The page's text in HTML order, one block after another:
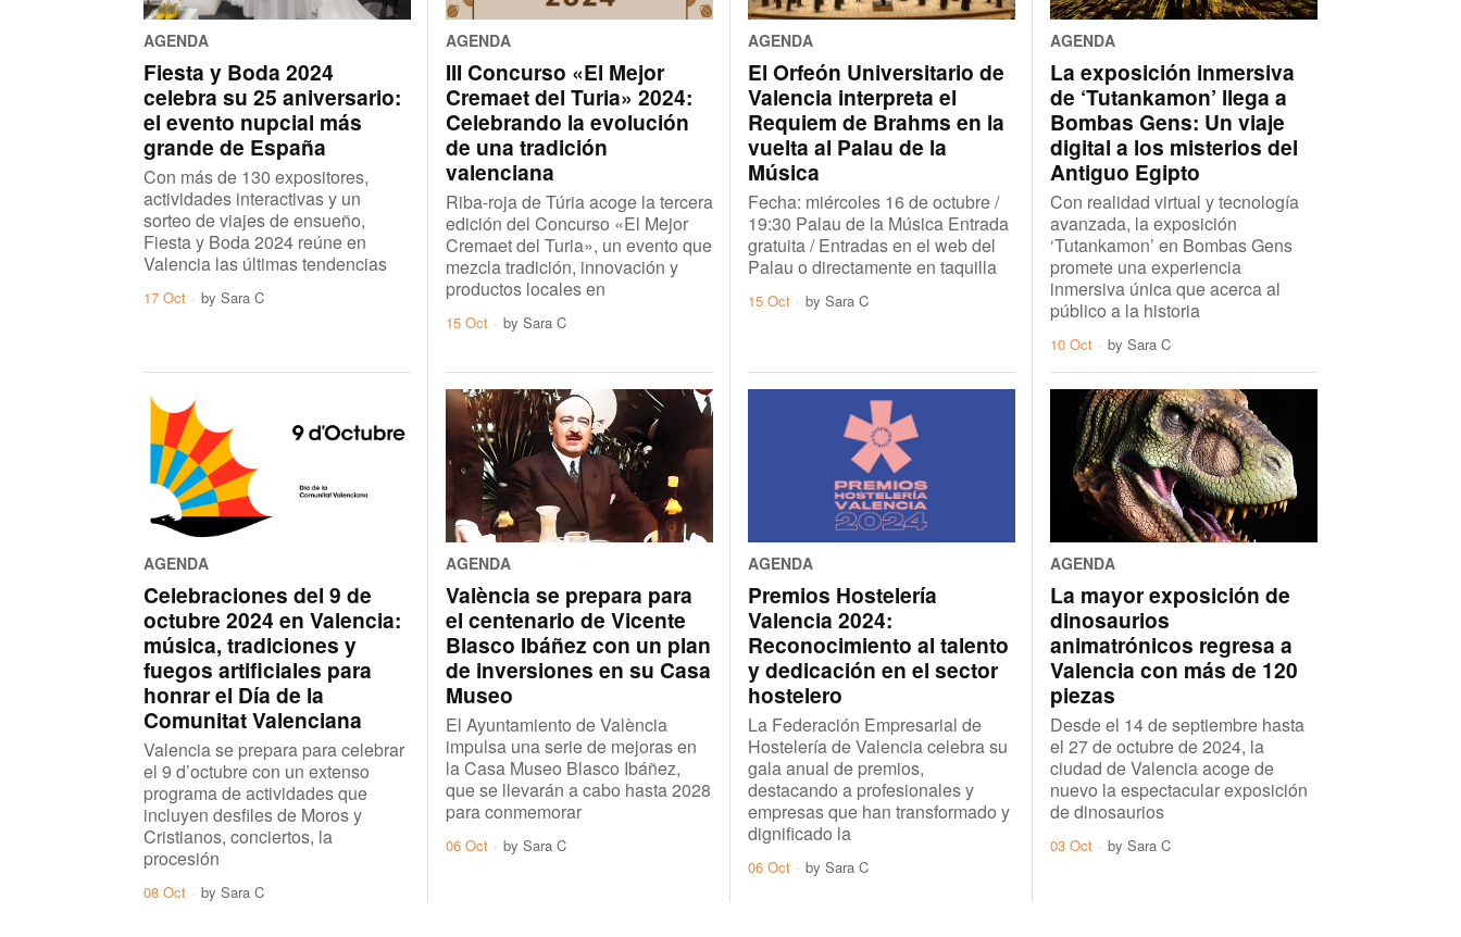
AGENDA
Fiesta y Boda 2024
celebra su 25 aniversario:
el evento nupcial más
grande de España
Con más de 130 expositores,
actividades interactivas y un
sorteo de viajes de ensueño,
Fiesta y Boda 2024 reúne en
Valencia las últimas tendencias
17 Oct by Sara C
AGENDA
III Concurso «El Mejor
Cremaet del Turia» 2024:
Celebrando la evolución
de una tradición
valenciana
Riba-roja de Túria acoge la tercera
edición del Concurso «El Mejor
Cremaet del Turia», un evento que
mezcla tradición, innovación y
productos locales en
15 Oct by Sara C
AGENDA
El Orfeón Universitario de
Valencia interpreta el
Requiem de Brahms en la
vuelta al Palau de la
Música
Fecha: miércoles 16 de octubre /
19:30 Palau de la Música Entrada
gratuita / Entradas en el web del
Palau o directamente en taquilla
15 Oct by Sara C
AGENDA
La exposición inmersiva
de ‘Tutankamon’ llega a
Bombas Gens: Un viaje
digital a los misterios del
Antiguo Egipto
Con realidad virtual y tecnología
avanzada, la exposición
‘Tutankamon’ en Bombas Gens
promete una experiencia
inmersiva única que acerca al
público a la historia
10 Oct by Sara C
AGENDA
Celebraciones del 9 de
octubre 2024 en Valencia:
música, tradiciones y
fuegos artificiales para
honrar el Día de la
Comunitat Valenciana
Valencia se prepara para celebrar
el 9 d’octubre con un extenso
programa de actividades que
incluyen desfiles de Moros y
Cristianos, conciertos, la
procesión
08 Oct by Sara C
AGENDA
València se prepara para
el centenario de Vicente
Blasco Ibáñez con un plan
de inversiones en su Casa
Museo
El Ayuntamiento de València
impulsa una serie de mejoras en
la Casa Museo Blasco Ibáñez,
que se llevarán a cabo hasta 2028
para conmemorar
06 Oct by Sara C
AGENDA
Premios Hostelería
Valencia 2024:
Reconocimiento al talento
y dedicación en el sector
hostelero
La Federación Empresarial de
Hostelería de Valencia celebra su
gala anual de premios,
destacando a profesionales y
empresas que han transformado y
dignificado la
06 Oct by Sara C
AGENDA
La mayor exposición de
dinosaurios
animatrónicos regresa a
Valencia con más de 120
piezas
Desde el 14 de septiembre hasta
el 27 de octubre de 2024, la
ciudad de Valencia acoge de
nuevo la espectacular exposición
de dinosaurios
03 Oct by Sara C